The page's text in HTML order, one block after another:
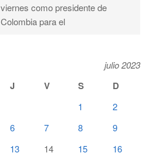
viernes como presidente de
Colombia para el
julio 2023
J V S D
1
2
6 7 8
9
13 14 15
16